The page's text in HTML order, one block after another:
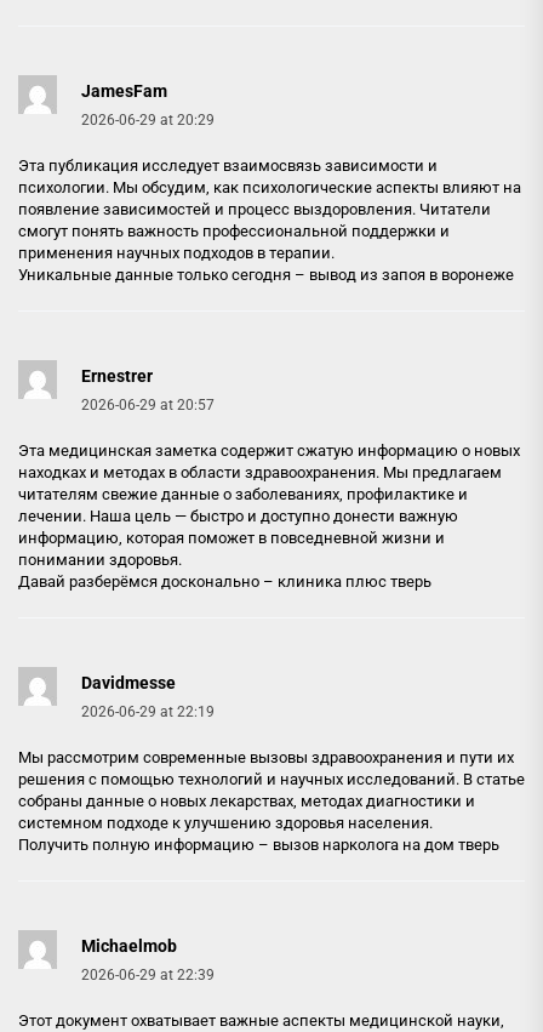
JamesFam
2026-06-29 at 20:29
Эта публикация исследует взаимосвязь зависимости и
психологии. Мы обсудим, как психологические аспекты влияют на
появление зависимостей и процесс выздоровления. Читатели
смогут понять важность профессиональной поддержки и
применения научных подходов в терапии.
Уникальные данные только сегодня – вывод из запоя в воронеже
Ernestrer
2026-06-29 at 20:57
Эта медицинская заметка содержит сжатую информацию о новых
находках и методах в области здравоохранения. Мы предлагаем
читателям свежие данные о заболеваниях, профилактике и
лечении. Наша цель — быстро и доступно донести важную
информацию, которая поможет в повседневной жизни и
понимании здоровья.
Давай разберёмся досконально – клиника плюс тверь
Davidmesse
2026-06-29 at 22:19
Мы рассмотрим современные вызовы здравоохранения и пути их
решения с помощью технологий и научных исследований. В статье
собраны данные о новых лекарствах, методах диагностики и
системном подходе к улучшению здоровья населения.
Получить полную информацию – вызов нарколога на дом тверь
Michaelmob
2026-06-29 at 22:39
Этот документ охватывает важные аспекты медицинской науки,